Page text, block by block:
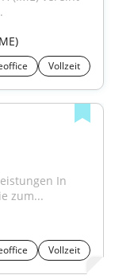
Vollzeit
In
zum...
Vollzeit